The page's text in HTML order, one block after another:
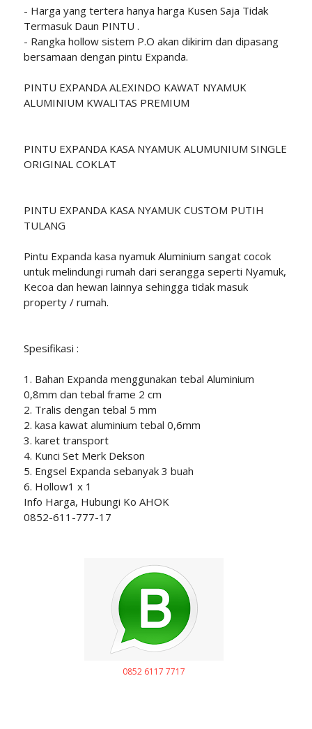
- Harga yang tertera hanya harga Kusen Saja Tidak
Termasuk Daun PINTU .
- Rangka hollow sistem P.O akan dikirim dan dipasang
bersamaan dengan pintu Expanda.
PINTU EXPANDA ALEXINDO KAWAT NYAMUK
ALUMINIUM KWALITAS PREMIUM
PINTU EXPANDA KASA NYAMUK ALUMUNIUM SINGLE
ORIGINAL COKLAT
PINTU EXPANDA KASA NYAMUK CUSTOM PUTIH
TULANG
Pintu Expanda kasa nyamuk Aluminium sangat cocok
untuk melindungi rumah dari serangga seperti Nyamuk,
Kecoa dan hewan lainnya sehingga tidak masuk
property / rumah.
Spesifikasi :
1. Bahan Expanda menggunakan tebal Aluminium
0,8mm dan tebal frame 2 cm
2. Tralis dengan tebal 5 mm
2. kasa kawat aluminium tebal 0,6mm
3. karet transport
4. Kunci Set Merk Dekson
5. Engsel Expanda sebanyak 3 buah
6. Hollow1 x 1
Info Harga, Hubungi Ko AHOK
0852-611-777-17
0852 6117 7717